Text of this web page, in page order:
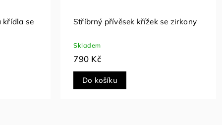
Stříbrný přívěsek s turmalínem a
Skladem
790 Kč
Do košíku